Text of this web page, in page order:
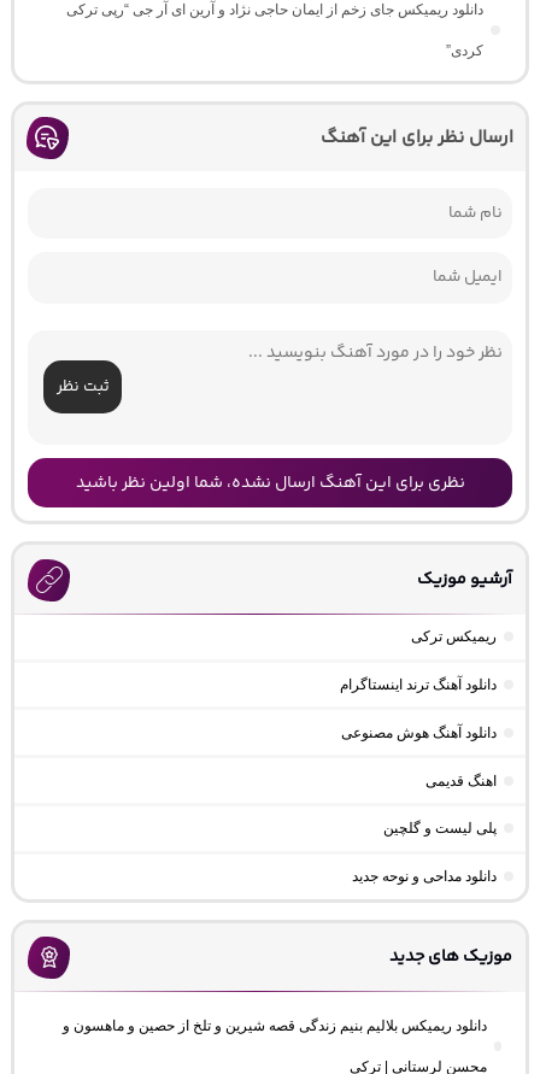
دانلود ریمیکس جای زخم از ایمان حاجی نژاد و آرین ای آر جی “رپی ترکی
کردی”
ارسال نظر برای این آهنگ
ثبت نظر
نظری برای این آهنگ ارسال نشده، شما اولین نظر باشید
آرشیو موزیک
ریمیکس ترکی
دانلود آهنگ ترند اینستاگرام
دانلود آهنگ هوش مصنوعی
اهنگ قدیمی
پلی لیست و گلچین
دانلود مداحی و نوحه جدید
موزیک های جدید
دانلود ریمیکس بلالیم بنیم زندگی قصه شیرین و تلخ از حصین و ماهسون و
محسن لرستانی | ترکی